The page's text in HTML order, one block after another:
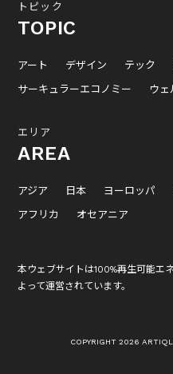
トピック
TOPIC
アート デザイン テック
サーキュラーエコノミー
ウ
エリア
AREA
アジア 日本 ヨーロッパ
アフリカ
オセアニア
本ウェブサイトは100%再生可能エ
よって運営されています。
COPYRIGHT 2026